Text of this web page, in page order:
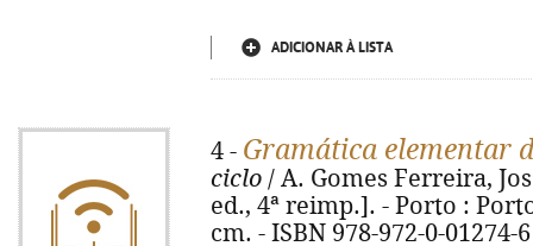
ADICIONAR À LISTA
4 - Gramática elementar
ciclo / A. Gomes Ferreira,
ed., 4ª reimp.]. - Porto :
cm. - ISBN 978-972-0-01274-6